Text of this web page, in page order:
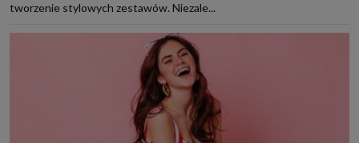
tworzenie stylowych zestawów. Niezale...